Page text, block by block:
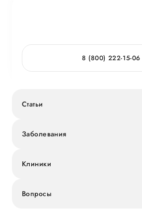
8 (800) 222-15-06
Статьи
Заболевания
Клиники
Вопросы